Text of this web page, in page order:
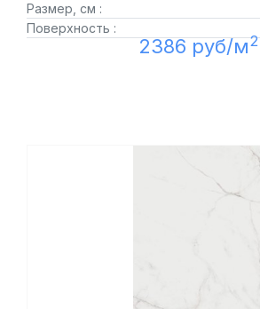
Размер, см :
Поверхность :
2386 руб/м2